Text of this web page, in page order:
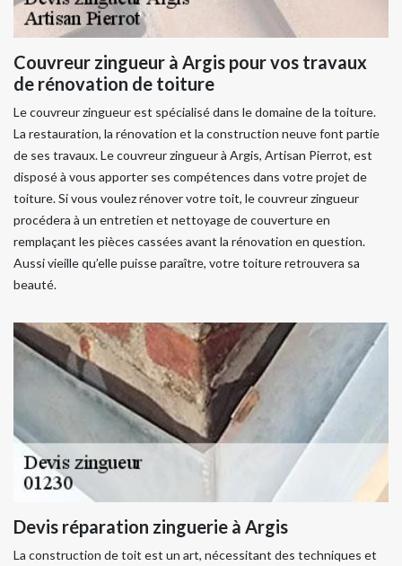
Couvreur zingueur à Argis pour vos travaux
de rénovation de toiture
Le couvreur zingueur est spécialisé dans le domaine de la toiture.
La restauration, la rénovation et la construction neuve font partie
de ses travaux. Le couvreur zingueur à Argis, Artisan Pierrot, est
disposé à vous apporter ses compétences dans votre projet de
toiture. Si vous voulez rénover votre toit, le couvreur zingueur
procédera à un entretien et nettoyage de couverture en
remplaçant les pièces cassées avant la rénovation en question.
Aussi vieille qu’elle puisse paraître, votre toiture retrouvera sa
beauté.
Devis réparation zinguerie à Argis
La construction de toit est un art, nécessitant des techniques et